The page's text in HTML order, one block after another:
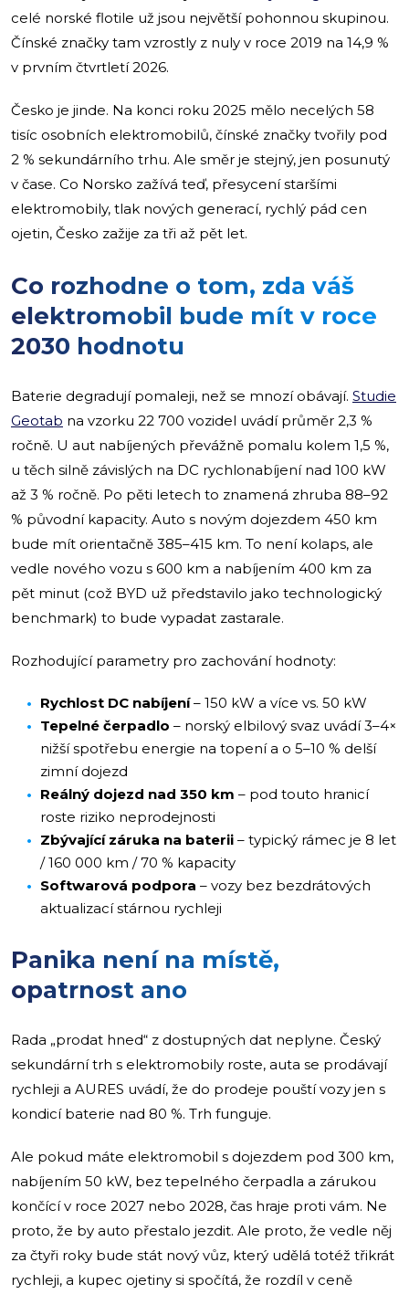
celé norské flotile už jsou největší pohonnou skupinou.
Čínské značky tam vzrostly z nuly v roce 2019 na 14,9 %
v prvním čtvrtletí 2026.
Česko je jinde. Na konci roku 2025 mělo necelých 58
tisíc osobních elektromobilů, čínské značky tvořily pod
2 % sekundárního trhu. Ale směr je stejný, jen posunutý
v čase. Co Norsko zažívá teď, přesycení staršími
elektromobily, tlak nových generací, rychlý pád cen
ojetin, Česko zažije za tři až pět let.
Co rozhodne o tom, zda váš
elektromobil bude mít v roce
2030 hodnotu
Baterie degradují pomaleji, než se mnozí obávají. Studie
Geotab na vzorku 22 700 vozidel uvádí průměr 2,3 %
ročně. U aut nabíjených převážně pomalu kolem 1,5 %,
u těch silně závislých na DC rychlonabíjení nad 100 kW
až 3 % ročně. Po pěti letech to znamená zhruba 88–92
% původní kapacity. Auto s novým dojezdem 450 km
bude mít orientačně 385–415 km. To není kolaps, ale
vedle nového vozu s 600 km a nabíjením 400 km za
pět minut (což BYD už představilo jako technologický
benchmark) to bude vypadat zastarale.
Rozhodující parametry pro zachování hodnoty:
Rychlost DC nabíjení– 150 kW a více vs. 50 kW
Tepelné čerpadlo – norský elbilový svaz uvádí 3–4×
nižší spotřebu energie na topení a o 5–10 % delší
zimní dojezd
Reálný dojezd nad 350 km – pod touto hranicí
roste riziko neprodejnosti
Zbývající záruka na baterii – typický rámec je 8 let
/ 160 000 km / 70 % kapacity
Softwarová podpora – vozy bez bezdrátových
aktualizací stárnou rychleji
Panika není na místě,
opatrnost ano
Rada „prodat hned“ z dostupných dat neplyne. Český
sekundární trh s elektromobily roste, auta se prodávají
rychleji a AURES uvádí, že do prodeje pouští vozy jen s
kondicí baterie nad 80 %. Trh funguje.
Ale pokud máte elektromobil s dojezdem pod 300 km,
nabíjením 50 kW, bez tepelného čerpadla a zárukou
končící v roce 2027 nebo 2028, čas hraje proti vám. Ne
proto, že by auto přestalo jezdit. Ale proto, že vedle něj
za čtyři roky bude stát nový vůz, který udělá totéž třikrát
rychleji, a kupec ojetiny si spočítá, že rozdíl v ceně